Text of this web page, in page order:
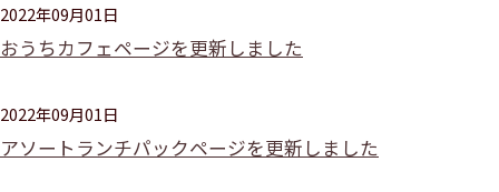
2022年09月01日
おうちカフェページを更新しました
2022年09月01日
アソートランチパックページを更新しました